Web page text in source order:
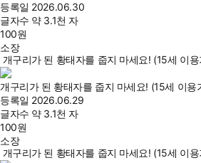
등록일 2026.06.30
글자수 약 3.1천 자
100원
소장
개구리가 된 황태자를 줍지 마세요! (15세 이
개구리가 된 황태자를 줍지 마세요! (15세 이용
등록일 2026.06.29
글자수 약 3.1천 자
100원
소장
개구리가 된 황태자를 줍지 마세요! (15세 이용